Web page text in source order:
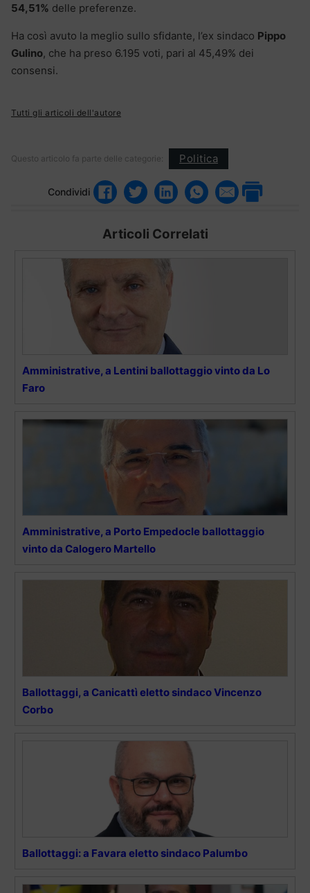
54,51% delle preferenze.
Ha così avuto la meglio sullo sfidante, l’ex sindaco Pippo
Gulino, che ha preso 6.195 voti, pari al 45,49% dei
consensi.
Tutti gli articoli dell'autore
Questo articolo fa parte delle categorie: Politica
Condividi
Articoli Correlati
Amministrative, a Lentini ballottaggio vinto da Lo
Faro
Amministrative, a Porto Empedocle ballottaggio
vinto da Calogero Martello
Ballottaggi, a Canicattì eletto sindaco Vincenzo
Corbo
Ballottaggi: a Favara eletto sindaco Palumbo